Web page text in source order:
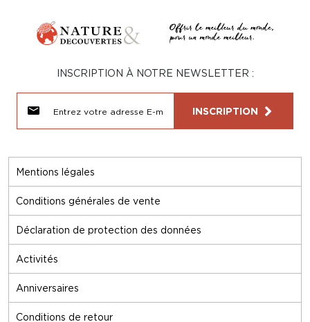
Mentions légales
Conditions générales de vente
Déclaration de protection des données
Activités
Anniversaires
Conditions de retour
INSCRIPTION À NOTRE NEWSLETTER :
INSCRIPTION